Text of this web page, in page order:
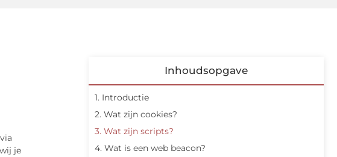
je
Inhoudsopgave
1. Introductie
2. Wat zijn cookies?
3. Wat zijn scripts?
4. Wat is een web beacon?